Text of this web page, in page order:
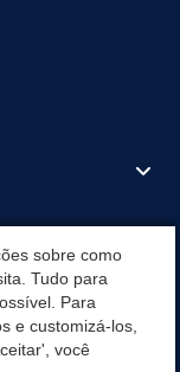
- INÁCIO
sobre como
Tudo para
Para
e customizá-los,
você